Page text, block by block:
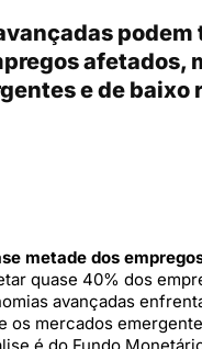
podem
afetados,
e de baixo
metade dos
quase 40% dos
avançadas
os mercados